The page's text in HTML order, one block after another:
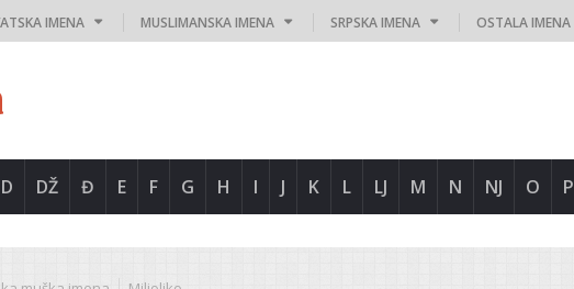
IMENA MUSLIMANSKA IMENA SRPSKA IMENA OSTALA IMENA
D DŽ Đ E F G H I J K L LJ M N NJ O P